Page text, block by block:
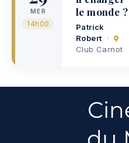
MER
14h00
le monde ?
Patrick
Robert ·
Club Carnot